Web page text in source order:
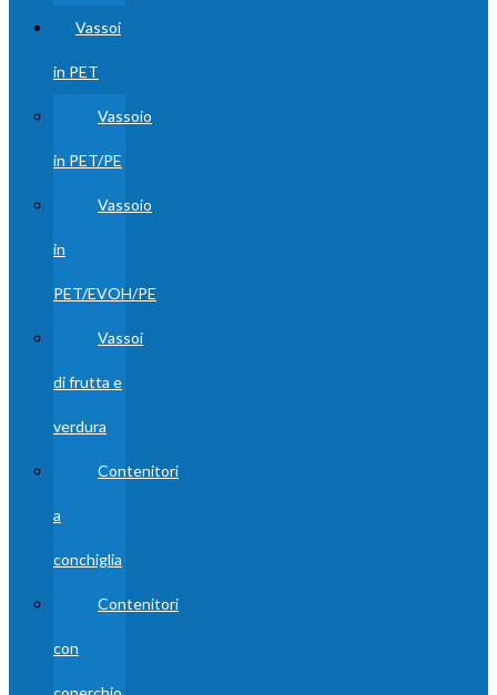
Vassoi
in PET
Vassoio
in PET/PE
Vassoio
in
PET/EVOH/PE
Vassoi
di frutta e
verdura
Contenitori
a
conchiglia
Contenitori
con